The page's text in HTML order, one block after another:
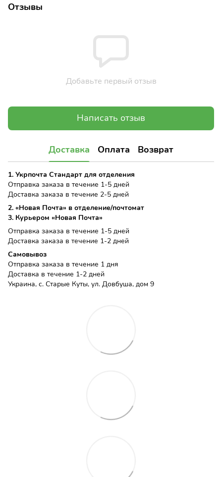
Отзывы
Добавьте первый отзыв
Написать отзыв
Доставка Оплата Возврат
1. Укрпочта Стандарт для отделения
Отправка заказа в течение 1-5 дней
Доставка заказа в течение 2-5 дней
2. «Новая Почта» в отделение/почтомат
3. Курьером «Новая Почта»
Отправка заказа в течение 1-5 дней
Доставка заказа в течение 1-2 дней
Самовывоз
Отправка заказа в течение 1 дня
Доставка в течение 1-2 дней
Украина, с. Старые Куты, ул. Довбуша, дом 9